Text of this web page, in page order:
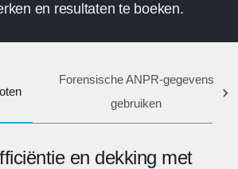
en resultaten te boeken.
Forensische ANPR-gegevens
gebruiken
en dekking met